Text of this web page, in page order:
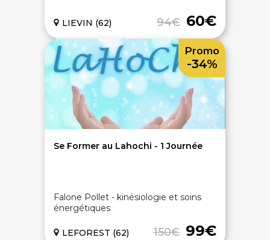
94€ 60€
LIEVIN (62)
Se Former au Lahochi - 1 Journée
Falone Pollet - kinésiologie et soins
énergétiques
150€ 99€
LEFOREST (62)
Promo
-34%